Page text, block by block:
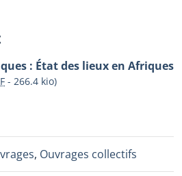
: État des lieux en Afriques
- 266.4 kio)
, Ouvrages collectifs